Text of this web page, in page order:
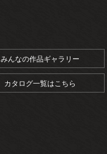
みんなの作品ギャラリー
カタログ一覧はこちら